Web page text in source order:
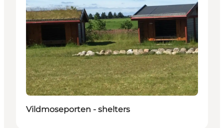
Vildmoseporten - shelters